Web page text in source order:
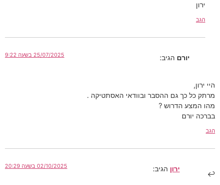
ירון
הגב
יורם הגיב: 25/07/2025 בשעה 9:22
היי ירון,
מרתק כל כך גם ההסבר ובוודאי האסתטיקה .
מהו המצע הדרוש ?
בברכה יורם
הגב
ירון הגיב: 02/10/2025 בשעה 20:29